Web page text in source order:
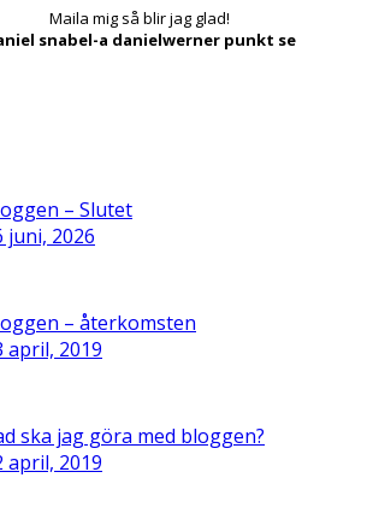
Maila mig så blir jag glad!
snabel-a danielwerner punkt se
– Slutet
juni, 2026
– återkomsten
april, 2019
ska jag göra med bloggen?
april, 2019